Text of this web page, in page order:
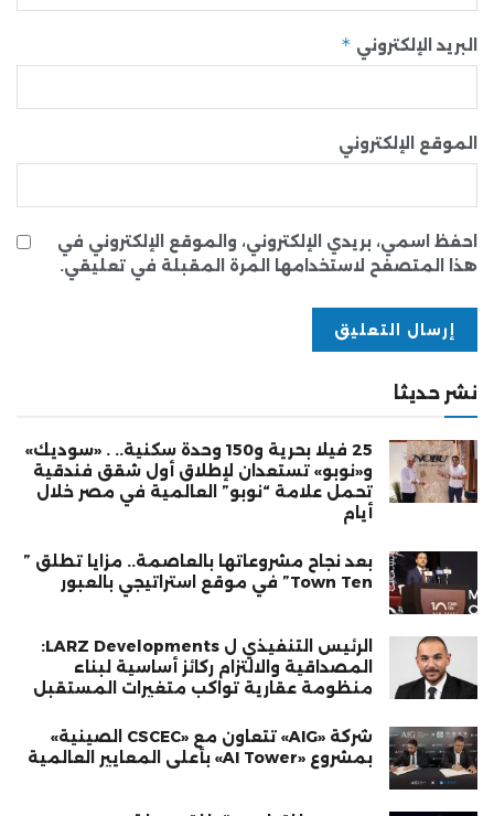
البريد الإلكتروني *
الموقع الإلكتروني
احفظ اسمي، بريدي الإلكتروني، والموقع الإلكتروني في
هذا المتصفح لاستخدامها المرة المقبلة في تعليقي.
نشر حديثا
25 فيلا بحرية و150 وحدة سكنية.. . «سوديك»
و«نوبو» تستعدان لإطلاق أول شقق فندقية
تحمل علامة “نوبو” العالمية في مصر خلال
أيام
بعد نجاح مشروعاتها بالعاصمة.. مزايا تطلق ”
Town Ten” في موقع استراتيجي بالعبور
الرئيس التنفيذي ل LARZ Developments:
المصداقية والالتزام ركائز أساسية لبناء
منظومة عقارية تواكب متغيرات المستقبل
شركة «AIG» تتعاون مع «CSCEC الصينية»
بمشروع «AI Tower» بأعلى المعايير العالمية